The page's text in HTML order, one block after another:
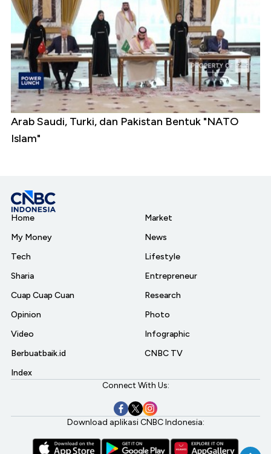
Arab Saudi, Turki, dan Pakistan Bentuk "NATO
Islam"
Home
My Money
Tech
Sharia
Cuap Cuap Cuan
Opinion
Video
Berbuatbaik.id
Index
Market
News
Lifestyle
Entrepreneur
Research
Photo
Infographic
CNBC TV
Connect With Us:
Download aplikasi CNBC Indonesia: